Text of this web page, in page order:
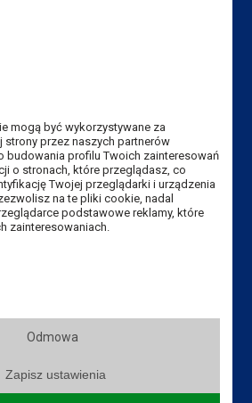
+48 65 525 01 36
+48 65 525 01 12
sekretariat-ipe@ansleszno.pl
rekrutacja@ansleszno.pl
Władze Uczelni
Mapa Kampusu
mogą być wykorzystywane za
przez naszych partnerów
budowania profilu Twoich zainteresowań
o stronach, które przeglądasz, co
Twojej przeglądarki i urządzenia
na te pliki cookie, nadal
podstawowe reklamy, które
zainteresowaniach.
Odmowa
Zapisz ustawienia